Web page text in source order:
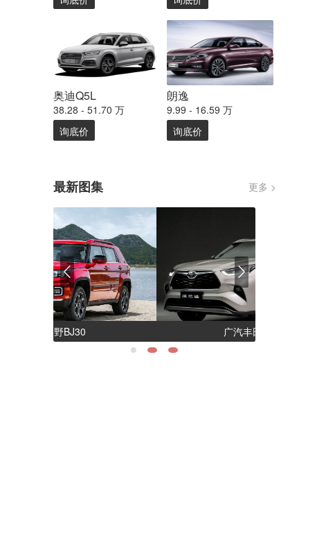
奥迪Q5L
38.28 - 51.70 万
询底价
朗逸
9.99 - 16.59 万
询底价
最新图集 更多 >